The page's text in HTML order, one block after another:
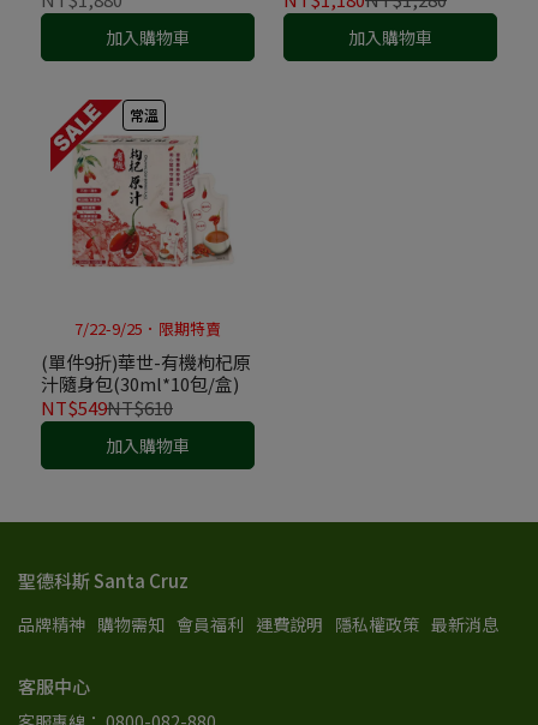
加入購物車 加入購物車
常溫
7/22-9/25．限期特賣
(單件9折)華世-有機枸杞原
汁隨身包(30ml*10包/盒)
NT$549NT$610
加入購物車
聖德科斯 Santa Cruz
品牌精神 購物需知 會員福利 運費說明 隱私權政策 最新消息
客服中心